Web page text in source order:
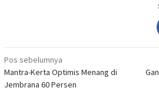
Navigasi
pos
Pos sebelumnya
Mantra-Kerta Optimis Menang di
Jembrana 60 Persen